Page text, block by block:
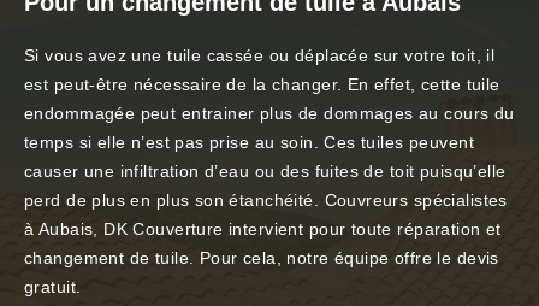
Si vous avez une tuile cassée ou déplacée sur votre toit, il
est peut-être nécessaire de la changer. En effet, cette tuile
endommagée peut entrainer plus de dommages au cours du
temps si elle n’est pas prise au soin. Ces tuiles peuvent
causer une infiltration d’eau ou des fuites de toit puisqu’elle
perd de plus en plus son étanchéité. Couvreurs spécialistes
à Aubais, DK Couverture intervient pour toute réparation et
changement de tuile. Pour cela, notre équipe offre le devis
gratuit.